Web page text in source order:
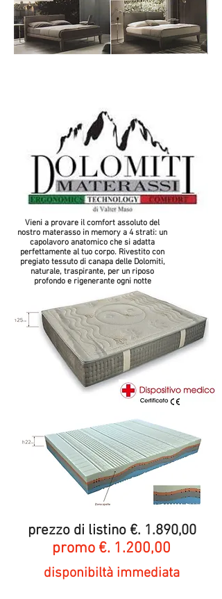
Vieni a provare il comfort assoluto del
nostro materasso in memory a 4 strati: un
capolavoro anatomico che si adatta
perfettamente al tuo corpo. Rivestito con
pregiato tessuto di canapa delle Dolomiti,
naturale, traspirante, per un riposo
profondo e rigenerante ogni notte
prezzo di listino €. 1.890,00
promo €. 1.200,00
disponibiltà immediata